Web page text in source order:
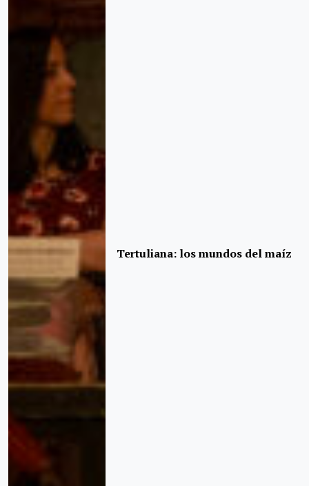
Tertuliana: los mundos del maíz